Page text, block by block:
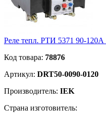
Реле тепл. РТИ 5371 90-
Код товара: 78876
Артикул: DRT50-0090-0120
Производитель: IEK
Страна изготовитель: